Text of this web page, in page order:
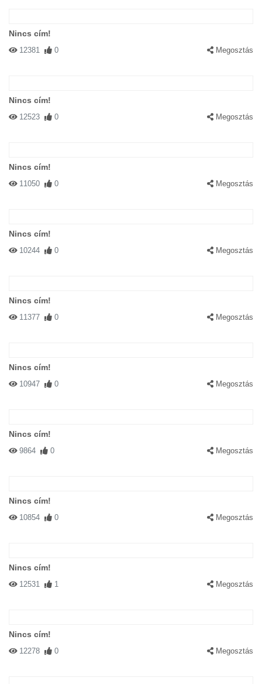
Nincs cím!
12381 0 Megosztás
Nincs cím!
12523 0 Megosztás
Nincs cím!
11050 0 Megosztás
Nincs cím!
10244 0 Megosztás
Nincs cím!
11377 0 Megosztás
Nincs cím!
10947 0 Megosztás
Nincs cím!
9864 0 Megosztás
Nincs cím!
10854 0 Megosztás
Nincs cím!
12531 1 Megosztás
Nincs cím!
12278 0 Megosztás